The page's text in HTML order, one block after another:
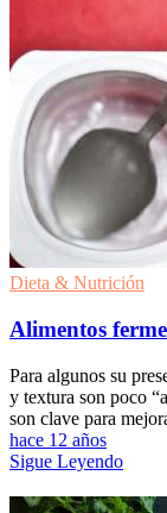
Dieta & Nutrición
Alimentos
Para algunos su
y textura son poco
son clave para
hace 12 años
Sigue Leyendo